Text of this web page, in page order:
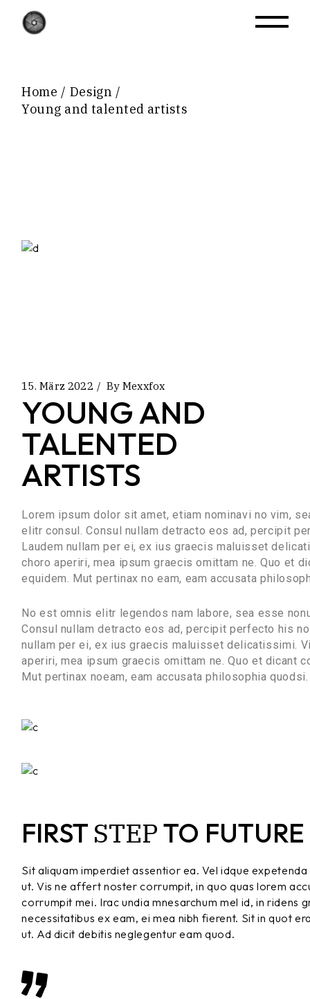
Home
Design
Young and talented artists
15. März 2022 By Mexxfox
YOUNG AND
TALENTED
ARTISTS
Lorem ipsum dolor sit amet, etiam nominavi no vim,
elitr consul. Consul nullam detracto eos ad, percipit
Laudem nullam per ei, ex ius graecis maluisset
choro aperiri, mea ipsum graecis omittam ne. Quo et
equidem. Mut pertinax no eam, eam accusata
No est omnis elitr legendos nam labore, sea esse
Consul nullam detracto eos ad, percipit perfecto his
nullam per ei, ex ius graecis maluisset delicatissimi.
aperiri, mea ipsum graecis omittam ne. Quo et dicant
Mut pertinax noeam, eam accusata philosophia quodsi.
FIRST STEPTO FUTURE
Sit aliquam imperdiet assentior ea. Vel idque
ut. Vis ne affert noster corrumpit, in quo quas lorem
corrumpit mei. Irac undia mnesarchum mel id, in ridens
necessitatibus ex eam, ei mea nibh fierent. Sit in quot
ut. Ad dicit debitis neglegentur eam quod.